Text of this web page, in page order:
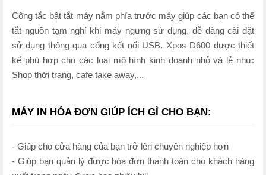
Công tắc bật tắt máy nằm phía trước máy giúp các bạn có thể
tắt nguồn tạm nghỉ khi máy ngưng sử dụng, dễ dàng cài đặt
sử dụng thông qua cổng kết nối USB. Xpos D600 được thiết
kế phù hợp cho các loại mô hình kinh doanh nhỏ và lẻ như:
Shop thời trang, cafe take away,...
MÁY IN HÓA ĐƠN GIÚP ÍCH GÌ CHO BẠN:
- Giúp cho cửa hàng của bạn trở lên chuyên nghiệp hơn
- Giúp bạn quản lý được hóa đơn thanh toán cho khách hàng